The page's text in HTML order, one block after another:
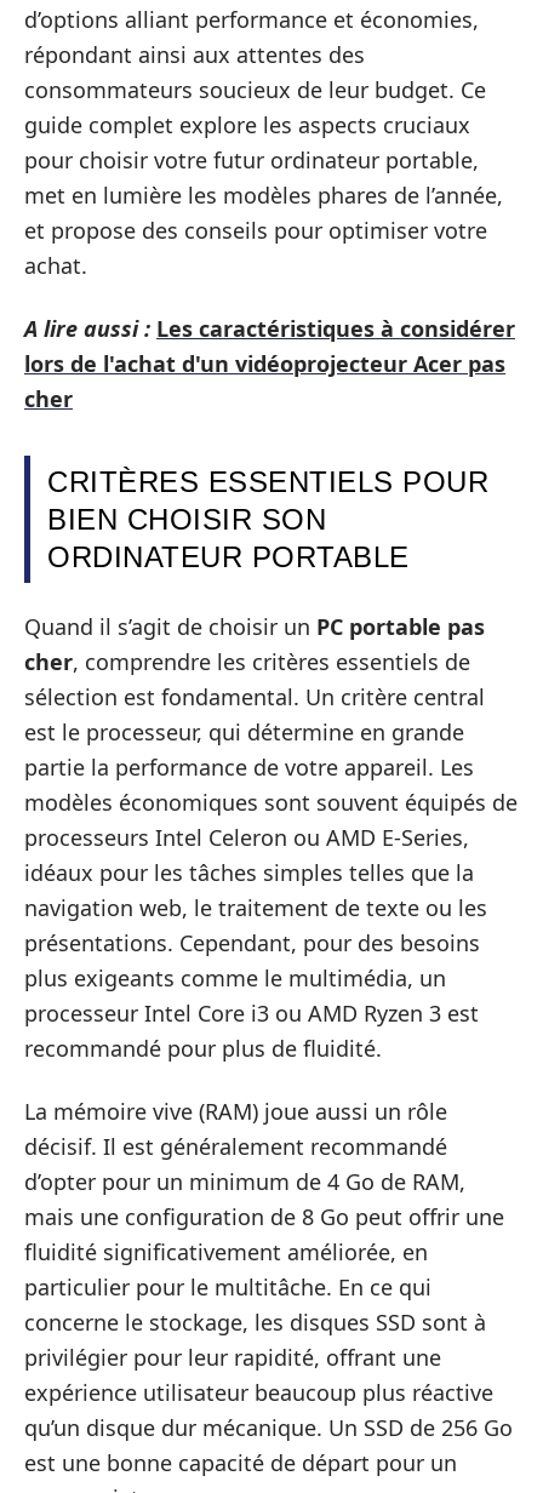
d’options alliant performance et économies,
répondant ainsi aux attentes des
consommateurs soucieux de leur budget. Ce
guide complet explore les aspects cruciaux
pour choisir votre futur ordinateur portable,
met en lumière les modèles phares de l’année,
et propose des conseils pour optimiser votre
achat.
A lire aussi : Les caractéristiques à considérer
lors de l'achat d'un vidéoprojecteur Acer pas
cher
CRITÈRES ESSENTIELS POUR
BIEN CHOISIR SON
ORDINATEUR PORTABLE
Quand il s’agit de choisir un PC portable pas
cher, comprendre les critères essentiels de
sélection est fondamental. Un critère central
est le processeur, qui détermine en grande
partie la performance de votre appareil. Les
modèles économiques sont souvent équipés de
processeurs Intel Celeron ou AMD E-Series,
idéaux pour les tâches simples telles que la
navigation web, le traitement de texte ou les
présentations. Cependant, pour des besoins
plus exigeants comme le multimédia, un
processeur Intel Core i3 ou AMD Ryzen 3 est
recommandé pour plus de fluidité.
La mémoire vive (RAM) joue aussi un rôle
décisif. Il est généralement recommandé
d’opter pour un minimum de 4 Go de RAM,
mais une configuration de 8 Go peut offrir une
fluidité significativement améliorée, en
particulier pour le multitâche. En ce qui
concerne le stockage, les disques SSD sont à
privilégier pour leur rapidité, offrant une
expérience utilisateur beaucoup plus réactive
qu’un disque dur mécanique. Un SSD de 256 Go
est une bonne capacité de départ pour un